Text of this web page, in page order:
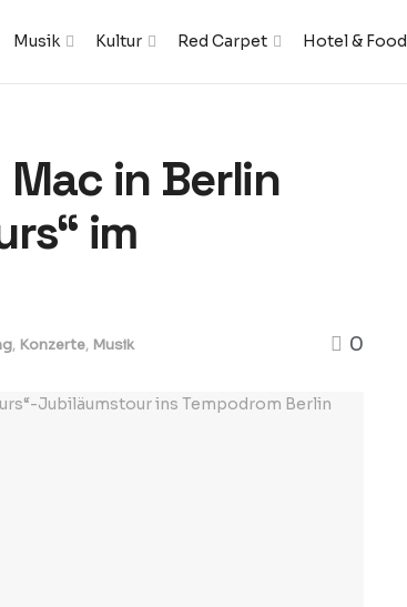
Musik Kultur Red Carpet Hotel & Food
in Berlin
im
, Konzerte, Musik 0